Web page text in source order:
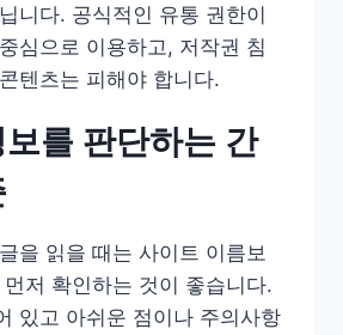
니다. 공식적인 유통 권한이
심으로 이용하고, 저작권 침
텐츠는 피해야 합니다.
를 판단하는 간
을 읽을 때는 사이트 이름보
저 확인하는 것이 좋습니다.
있고 아쉬운 점이나 주의사항